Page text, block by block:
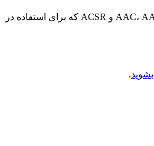
هادی هوایی آلومینیومی AAC، AAAC و ACSR که برای استفاده در
.